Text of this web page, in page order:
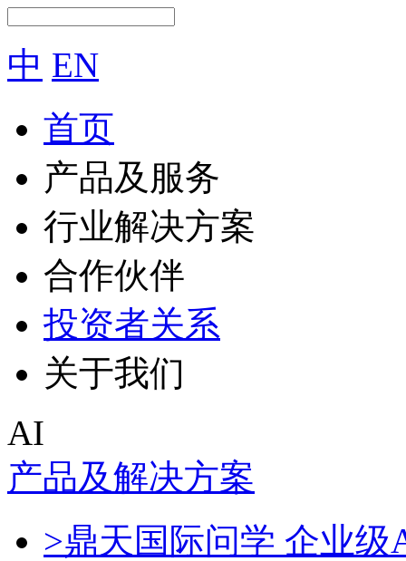
中 EN
首页
产品及服务
行业解决方案
合作伙伴
投资者关系
关于我们
AI
产品及解决方案
>鼎天国际问学 企业级